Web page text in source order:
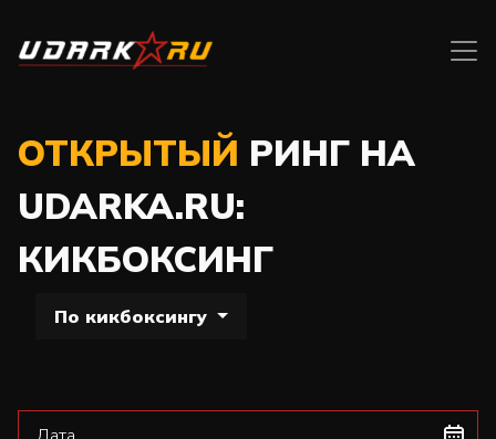
ОТКРЫТЫЙ РИНГ НА
UDARKA.RU:
КИКБОКСИНГ
По кикбоксингу